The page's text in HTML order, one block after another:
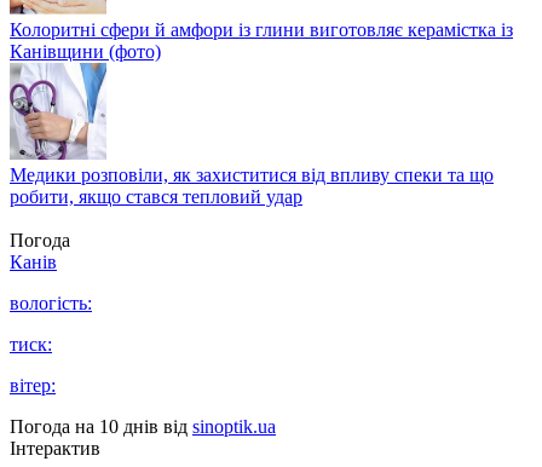
Колоритні сфери й амфори із глини виготовляє керамістка із
Канівщини (фото)
Медики розповіли, як захиститися від впливу спеки та що
робити, якщо стався тепловий удар
Погода
Канів
вологість:
тиск:
вітер:
Погода на 10 днів від sinoptik.ua
Інтерактив